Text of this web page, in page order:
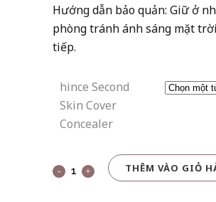
Hướng dẫn bảo quản: Giữ ở
phòng tránh ánh sáng mặt
tiếp.
hince Second
Skin Cover
Concealer
hince
THÊM VÀO GIỎ